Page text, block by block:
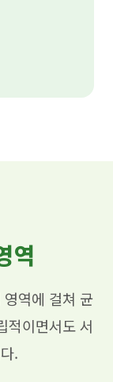
역
역에 걸쳐 균
적이면서도 서
.